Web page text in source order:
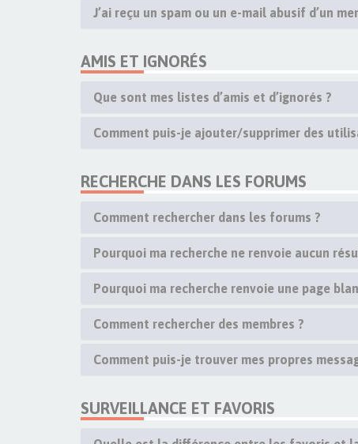
J’ai reçu un spam ou un e-mail abusif d’un
AMIS ET IGNORÉS
Que sont mes listes d’amis et d’ignorés ?
Comment puis-je ajouter/supprimer des
RECHERCHE DANS LES FORUMS
Comment rechercher dans les forums ?
Pourquoi ma recherche ne renvoie aucun
Pourquoi ma recherche renvoie une page
Comment rechercher des membres ?
Comment puis-je trouver mes propres
SURVEILLANCE ET FAVORIS